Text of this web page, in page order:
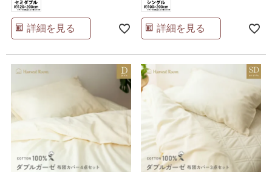
詳細を見る 詳細を見る